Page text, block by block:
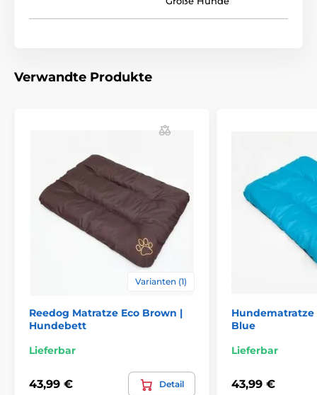
Die folgende Tabelle hilft Ihnen bei der Auswahl der
richtigen Größe. (*Unsere Reedog-Matratzen sind
handgenäht, daher kann die Größe leicht abweichen,
maximal jedoch um 2–4 cm.)
ausdrückliche Vorankündigung geändert werden. Die
Bilder dienen nur zur Illustration.
Verwandte Produkte
Varianten (1)
Reedog Matratze Eco Brown |
Hundebett
Lieferbar
43,99 € Detail
Hundematratze
Blue
Lieferbar
43,99 €